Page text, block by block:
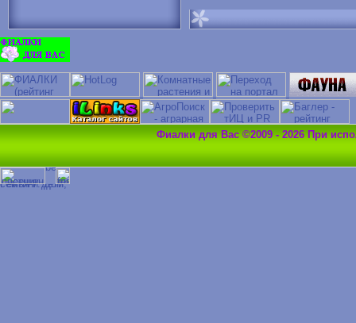
Фиалки для Вас ©2009 - 2026 При